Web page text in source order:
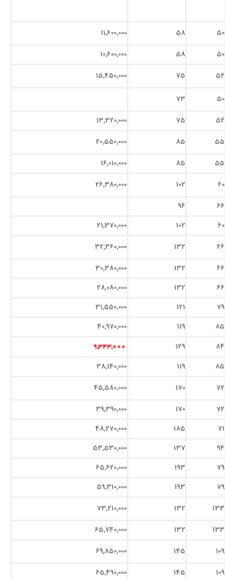
50
58
11,600,000
50
58
10,600,000
52
75
15,450,000
50
73
52
75
13,320,000
55
85
20,550,000
55
85
16,010,000
60
102
26,380,000
66
96
60
102
21,370,000
66
132
32,360,000
66
132
30,380,000
66
132
28,080,000
79
121
31,550,000
85
119
40,970,000
84
129
9,343,000
85
119
38,140,000
72
170
45,580,000
72
170
39,390,000
71
185
48,270,000
94
137
53,530,000
79
193
65,620,000
79
193
59,310,000
133
132
73,210,000
133
132
65,740,000
109
145
69,850,000
109
145
65,490,000